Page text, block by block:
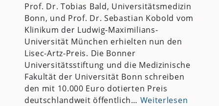
Prof. Dr. Tobias Bald, Universitätsmedizin
Bonn, und Prof. Dr. Sebastian Kobold vom
Klinikum der Ludwig-Maximilians-
Universität München erhielten nun den
Lisec-Artz-Preis. Die Bonner
Universitätsstiftung und die Medizinische
Fakultät der Universität Bonn schreiben
den mit 10.000 Euro dotierten Preis
deutschlandweit öffentlich… Weiterlesen